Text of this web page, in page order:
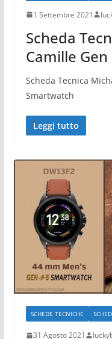
1 Settembre 2021
Scheda
Camille
Scheda Tecnica
Smartwatch
Leggi tutto
SCHEDE TECNICHE
31 Agosto 2021